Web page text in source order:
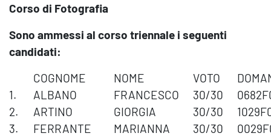
Corso di Fotografia
Sono ammessi al corso triennale i seguenti
candidati:
COGNOME
NOME VOTO
1.
ALBANO FRANCESCO 30/30
2.
ARTINO GIORGIA 30/30
3.
FERRANTE MARIANNA 30/30